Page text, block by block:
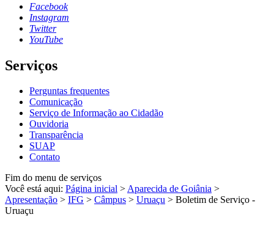
Facebook
Instagram
Twitter
YouTube
Serviços
Perguntas frequentes
Comunicação
Serviço de Informação ao Cidadão
Ouvidoria
Transparência
SUAP
Contato
Fim do menu de serviços
Você está aqui: Página inicial >Aparecida de Goiânia >
Apresentação > IFG > Câmpus > Uruaçu > Boletim de Serviço -
Uruaçu